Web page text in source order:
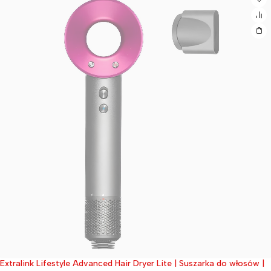
Wyprzedane
Extralink Lifestyle Advanced Hair Dryer Lite | Suszarka do włosów |